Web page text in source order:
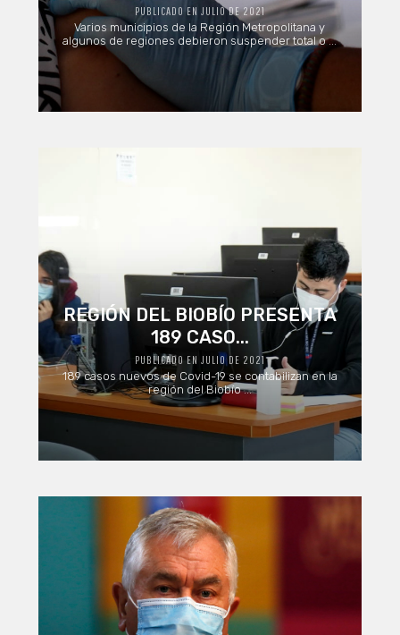
PUBLICADO EN JULIO DE 2021
Varios municipios de la Región Metropolitana y
algunos de regiones debieron suspender total o ...
REGIÓN DEL BIOBÍO PRESENTA
189 CASO...
PUBLICADO EN JULIO DE 2021
189 casos nuevos de Covid-19 se contabilizan en la
región del Biobío ...